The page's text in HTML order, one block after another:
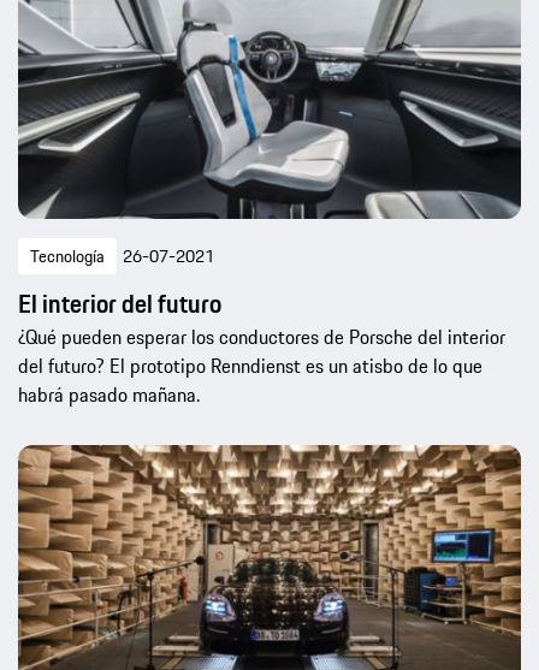
Tecnología 26-07-2021
El interior del futuro
¿Qué pueden esperar los conductores de Porsche del interior
del futuro? El prototipo Renndienst es un atisbo de lo que
habrá pasado mañana.